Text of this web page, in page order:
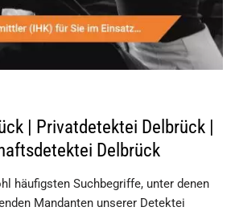
| Privatdetektei Delbrück |
Delbrück
häufigsten Suchbegriffe, unter denen
Mandanten unserer Detektei